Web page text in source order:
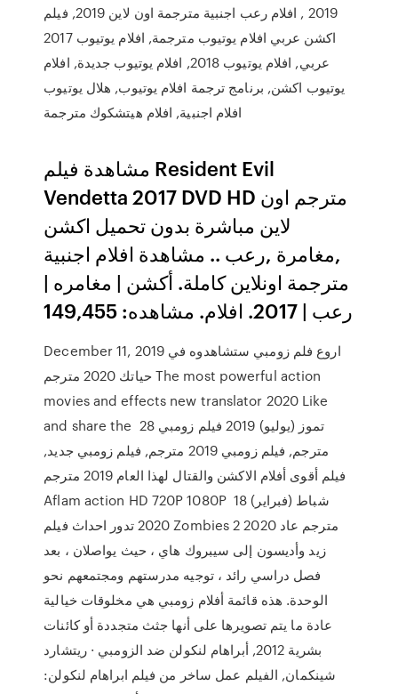
2019 , افلام رعب اجنبية مترجمة اون لاين 2019, فيلم
اكشن عربي افلام يوتيوب مترجمة, افلام يوتيوب 2017
عربي, افلام يوتيوب 2018, افلام يوتيوب جديدة, افلام
يوتيوب اكشن, برنامج ترجمة افلام يوتيوب, هلال يوتيوب
افلام اجنبية, افلام هيتشكوك مترجمة
مشاهدة فيلم Resident Evil
Vendetta 2017 DVD HD مترجم اون
لاين مباشرة بدون تحميل اكشن
,مغامرة ,رعب .. مشاهدة افلام اجنبية
مترجمة اونلاين كاملة. أكشن | مغامره |
رعب | 2017. افلام. مشاهده: 149,455
December 11, 2019 اروع فلم زومبي ستشاهدوه في
حياتك 2020 مترجم The most powerful action
movies and effects new translator 2020 Like
and share the 28 تموز (يوليو) 2019 فيلم زومبي
مترجم, فيلم زومبي 2019 مترجم, فيلم زومبي جديد,
فيلم أقوى أفلام الاكشن والقتال لهذا العام 2019 مترجم
Aflam action HD 720P 1080P 18 شباط (فبراير)
2020 تدور احداث فيلم Zombies 2 2020 مترجم عاد
زيد وأديسون إلى سيبروك هاي ، حيث يواصلان ، بعد
فصل دراسي رائد ، توجيه مدرستهم ومجتمعهم نحو
الوحدة. هذه قائمة أفلام زومبي هي مخلوقات خيالية
عادة ما يتم تصويرها على أنها جثث متجددة أو كائنات
بشرية 2012, أبراهام لنكولن ضد الزومبي · ريتشارد
شينكمان, الفيلم عمل ساخر من فيلم ابراهام لنكولن: